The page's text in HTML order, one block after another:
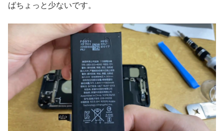
ばちょっと少ないです。